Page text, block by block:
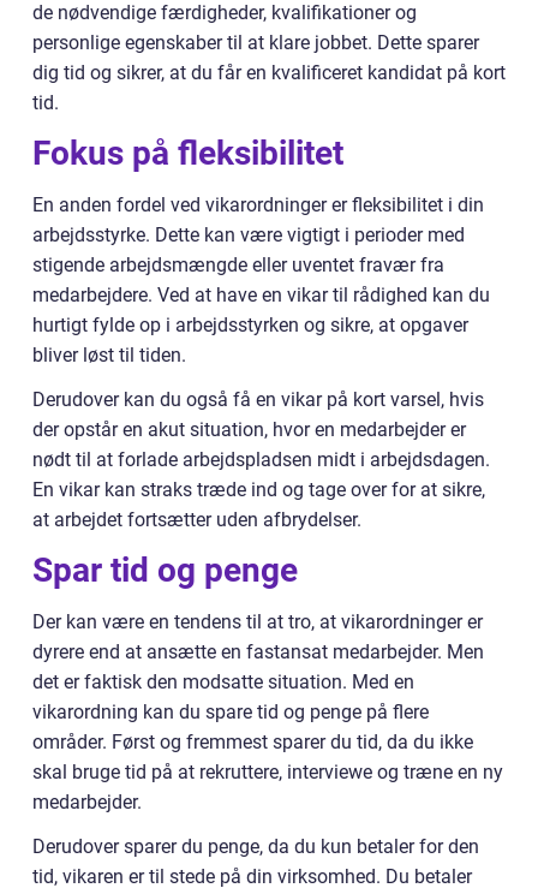
de nødvendige færdigheder, kvalifikationer og
personlige egenskaber til at klare jobbet. Dette sparer
dig tid og sikrer, at du får en kvalificeret kandidat på kort
tid.
Fokus på fleksibilitet
En anden fordel ved vikarordninger er fleksibilitet i din
arbejdsstyrke. Dette kan være vigtigt i perioder med
stigende arbejdsmængde eller uventet fravær fra
medarbejdere. Ved at have en vikar til rådighed kan du
hurtigt fylde op i arbejdsstyrken og sikre, at opgaver
bliver løst til tiden.
Derudover kan du også få en vikar på kort varsel, hvis
der opstår en akut situation, hvor en medarbejder er
nødt til at forlade arbejdspladsen midt i arbejdsdagen.
En vikar kan straks træde ind og tage over for at sikre,
at arbejdet fortsætter uden afbrydelser.
Spar tid og penge
Der kan være en tendens til at tro, at vikarordninger er
dyrere end at ansætte en fastansat medarbejder. Men
det er faktisk den modsatte situation. Med en
vikarordning kan du spare tid og penge på flere
områder. Først og fremmest sparer du tid, da du ikke
skal bruge tid på at rekruttere, interviewe og træne en ny
medarbejder.
Derudover sparer du penge, da du kun betaler for den
tid, vikaren er til stede på din virksomhed. Du betaler